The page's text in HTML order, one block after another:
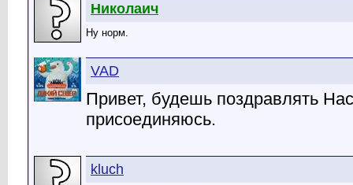
Николаич
Ну норм.
VAD
Привет, будешь поздравлять
присоединяюсь.
kluch